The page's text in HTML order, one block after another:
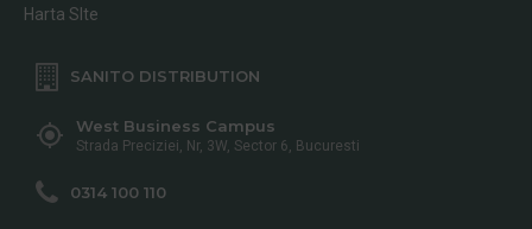
Harta SIte
SANITO DISTRIBUTION
West Business Campus
Strada Preciziei, Nr, 3W, Sector 6, Bucuresti
0314 100 110